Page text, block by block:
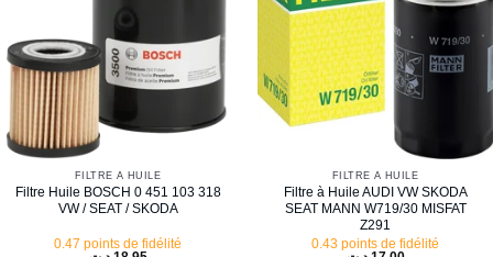
FILTRE À HUILE
Filtre Huile BOSCH 0 451 103 318
VW / SEAT / SKODA
0.47 points de fidélité
FILTRE À HUILE
Filtre à Huile AUDI VW SKODA
SEAT MANN W719/30 MISFAT
Z291
0.43 points de fidélité